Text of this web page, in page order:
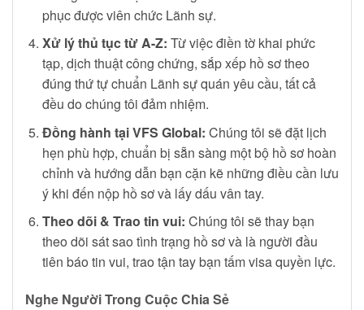
phục được viên chức Lãnh sự.
Xử lý thủ tục từ A-Z: Từ việc điền tờ khai phức
tạp, dịch thuật công chứng, sắp xếp hồ sơ theo
đúng thứ tự chuẩn Lãnh sự quán yêu cầu, tất cả
đều do chúng tôi đảm nhiệm.
Đồng hành tại VFS Global: Chúng tôi sẽ đặt lịch
hẹn phù hợp, chuẩn bị sẵn sàng một bộ hồ sơ hoàn
chỉnh và hướng dẫn bạn cặn kẽ những điều cần lưu
ý khi đến nộp hồ sơ và lấy dấu vân tay.
Theo dõi & Trao tin vui: Chúng tôi sẽ thay bạn
theo dõi sát sao tình trạng hồ sơ và là người đầu
tiên báo tin vui, trao tận tay bạn tấm visa quyền lực.
Nghe Người Trong Cuộc Chia Sẻ